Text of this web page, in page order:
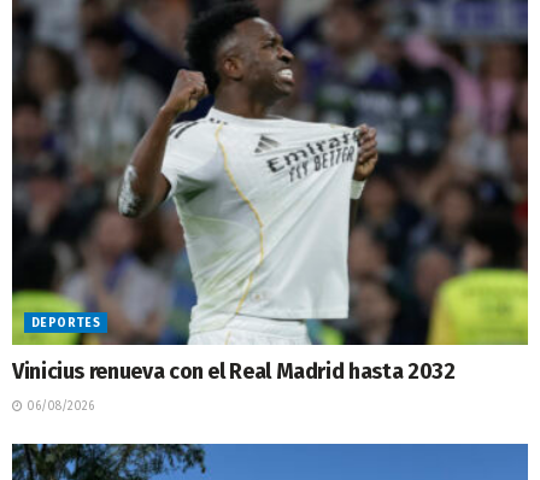
DEPORTES
Vinicius renueva con el Real Madrid hasta 2032
06/08/2026